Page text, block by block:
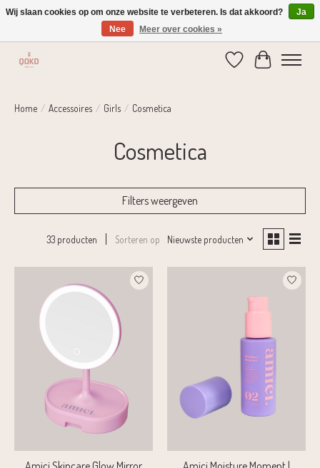
Verzending 1-2 dagen | Gratis verzending vanaf € 75,-
Verlanglijst
Home / Accessoires / Girls / Cosmetica
Cosmetica
Filters weergeven
33 producten Sorteren op Nieuwste producten
Wij slaan cookies op om onze website te verbeteren. Is dat akkoord?
Ja
Nee
Meer over cookies »